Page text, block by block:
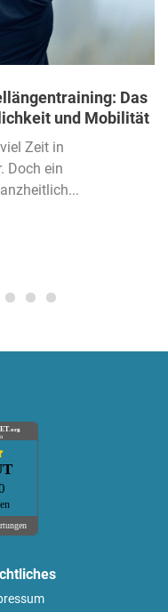
Das
und Mobilität
Zeit in
Doch ein
.org